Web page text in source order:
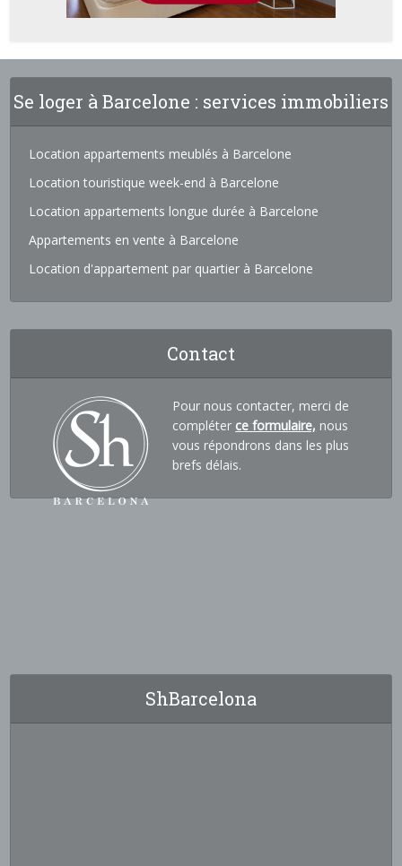
Se loger à Barcelone : services immobiliers
Location appartements meublés à Barcelone
Location touristique week-end à Barcelone
Location appartements longue durée à Barcelone
Appartements en vente à Barcelone
Location d'appartement par quartier à Barcelone
Contact
Pour nous contacter, merci de
compléter ce formulaire, nous
vous répondrons dans les plus
brefs délais.
ShBarcelona